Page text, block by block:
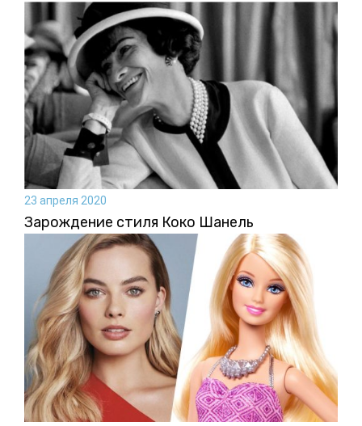
23 апреля 2020
Зарождение стиля Коко Шанель